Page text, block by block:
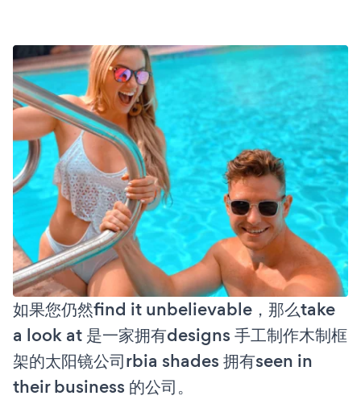
如果您仍然find it unbelievable，那么take
a look at 是一家拥有designs 手工制作木制框
架的太阳镜公司rbia shades 拥有seen in
their business 的公司。